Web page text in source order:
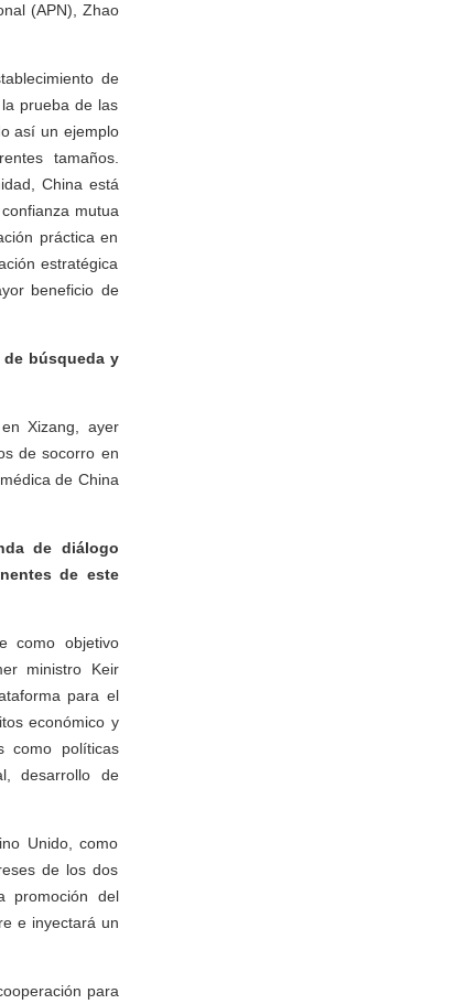
(APN), Zhao
de
prueba de las
así un ejemplo
tamaños.
China está
mutua
práctica en
estratégica
beneficio de
búsqueda y
Xizang, ayer
de socorro en
de China
de diálogo
de este
como objetivo
ministro Keir
para el
económico y
como políticas
desarrollo de
Unido, como
de los dos
promoción del
e inyectará un
para